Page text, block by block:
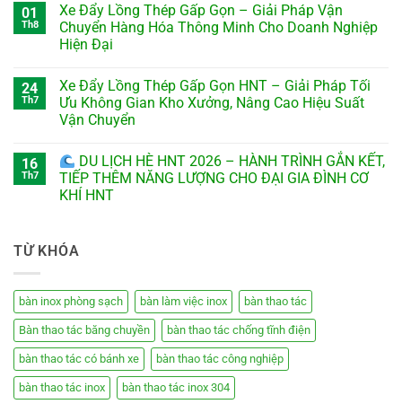
01
Th8
Xe Đẩy Lồng Thép Gấp Gọn – Giải Pháp Vận
Chuyển Hàng Hóa Thông Minh Cho Doanh Nghiệp
Hiện Đại
24
Th7
Xe Đẩy Lồng Thép Gấp Gọn HNT – Giải Pháp Tối
Ưu Không Gian Kho Xưởng, Nâng Cao Hiệu Suất
Vận Chuyển
16
Th7
DU LỊCH HÈ HNT 2026 – HÀNH TRÌNH GẮN KẾT,
TIẾP THÊM NĂNG LƯỢNG CHO ĐẠI GIA ĐÌNH CƠ
KHÍ HNT
TỪ KHÓA
bàn inox phòng sạch bàn làm việc inox bàn thao tác
Bàn thao tác băng chuyền bàn thao tác chống tĩnh điện
bàn thao tác có bánh xe bàn thao tác công nghiệp
bàn thao tác inox bàn thao tác inox 304